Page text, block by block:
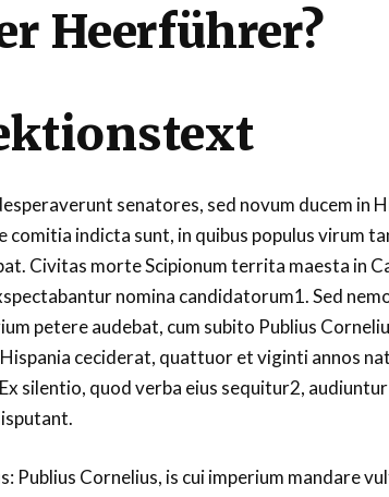
Heerführer?
senatores, sed novum ducem in
comitia indicta sunt, in quibus populus virum
Civitas morte Scipionum territa maesta in
nomina candidatorum1. Sed
petere audebat, cum subito Publius
ceciderat, quattuor et viginti annos
silentio, quod verba eius sequitur2,
Publius Cornelius, is cui imperium mandare